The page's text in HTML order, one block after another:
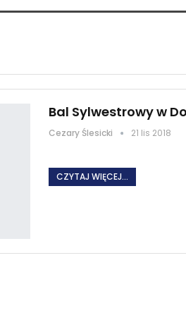
Bal Sylwestrowy w
Cezary Ślesicki 21 lis 2018
CZYTAJ WIĘCEJ...